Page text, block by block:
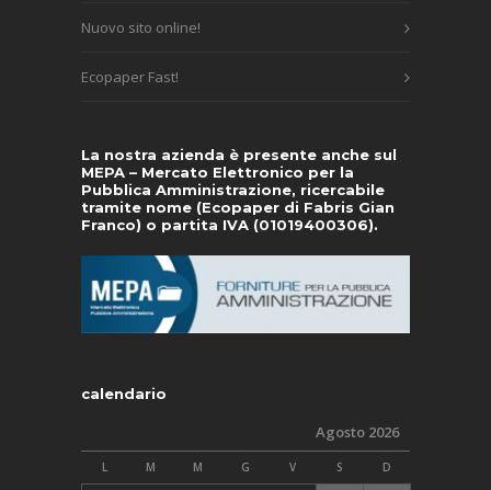
Nuovo sito online!
Ecopaper Fast!
La nostra azienda è presente anche sul
MEPA – Mercato Elettronico per la
Pubblica Amministrazione, ricercabile
tramite nome (Ecopaper di Fabris Gian
Franco) o partita IVA (01019400306).
calendario
Agosto 2026
L M M G V S D